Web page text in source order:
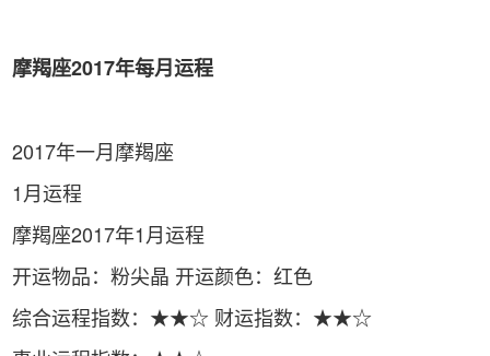
摩羯座2017年每月运程
2017年一月摩羯座
1月运程
摩羯座2017年1月运程
开运物品：粉尖晶 开运颜色：红色
综合运程指数：★★☆ 财运指数：★★☆